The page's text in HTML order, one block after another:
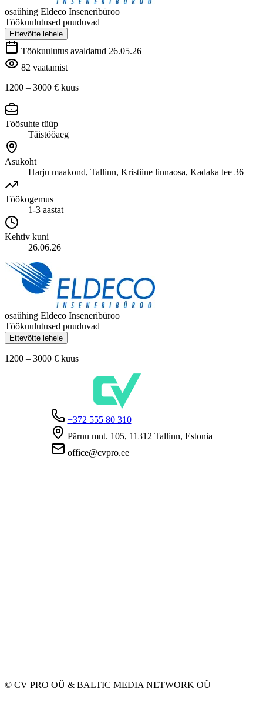
osaühing Eldeco Inseneribüroo
Töökuulutused puuduvad
Ettevõtte lehele
Töökuulutus avaldatud 26.05.26
82 vaatamist
1200 – 3000 € kuus
Töösuhte tüüp
Täistööaeg
Asukoht
Harju maakond, Tallinn, Kristiine linnaosa, Kadaka tee 36
Töökogemus
1-3 aastat
Kehtiv kuni
26.06.26
osaühing Eldeco Inseneribüroo
Töökuulutused puuduvad
Ettevõtte lehele
1200 – 3000 € kuus
+372 555 80 310
Pärnu mnt. 105, 11312 Tallinn, Estonia
office@cvpro.ee
© CV PRO OÜ & BALTIC MEDIA NETWORK OÜ